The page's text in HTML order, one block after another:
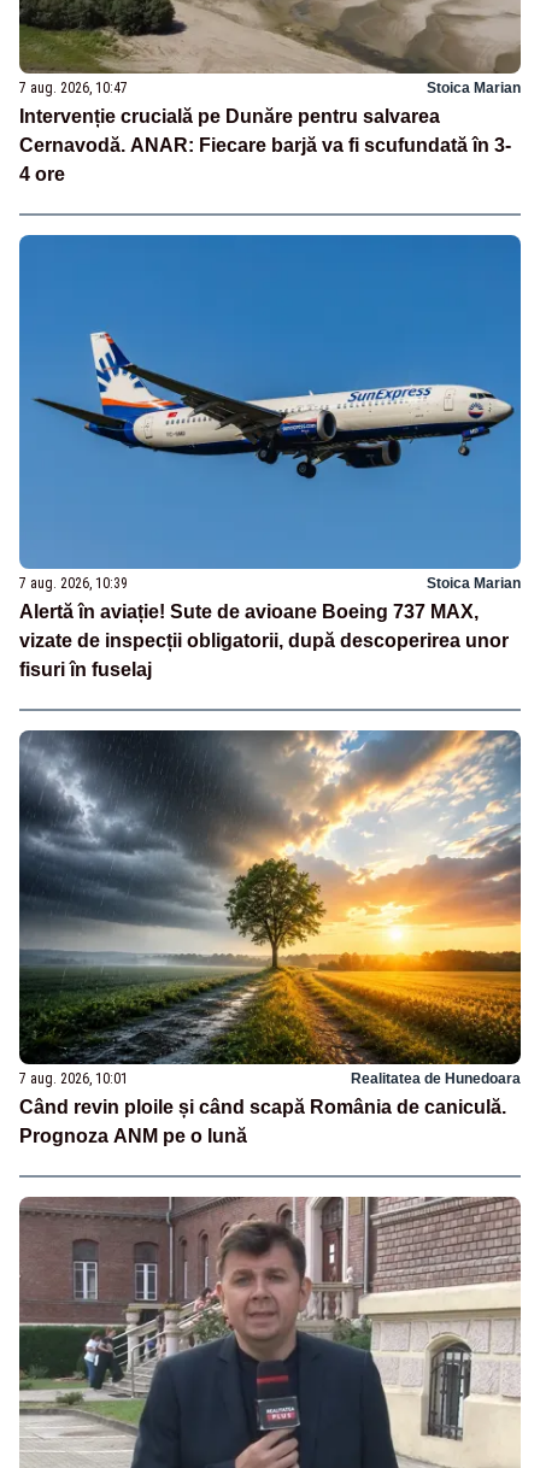
7 aug. 2026, 10:47 Stoica Marian
Intervenție crucială pe Dunăre pentru salvarea
Cernavodă. ANAR: Fiecare barjă va fi scufundată în 3-
4 ore
7 aug. 2026, 10:39 Stoica Marian
Alertă în aviație! Sute de avioane Boeing 737 MAX,
vizate de inspecții obligatorii, după descoperirea unor
fisuri în fuselaj
7 aug. 2026, 10:01 Realitatea de Hunedoara
Când revin ploile și când scapă România de caniculă.
Prognoza ANM pe o lună